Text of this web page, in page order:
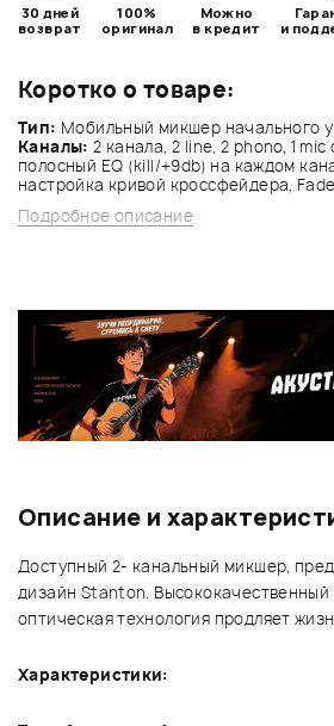
Коротко о товаре:
Тип: Мобильный микшер начального
Каналы: 2 канала, 2 line, 2 phono, 1
полосный EQ (kill/+9db) на каждом
настройка кривой кроссфейдера,
Подробное описание
30 дней
возврат
100%
оригинал
Можно
в кредит
и
Описание и
Доступный 2- канальный микшер,
дизайн Stanton. Высококачественный
оптическая технология продляет
Характеристики: